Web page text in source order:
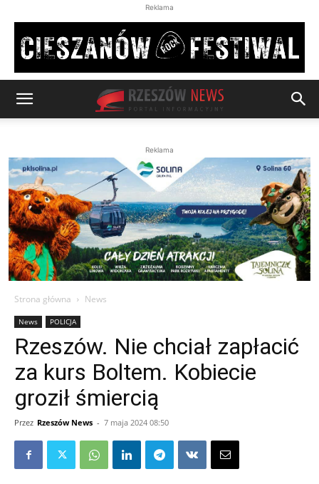
Reklama
Reklama
Strona główna News
News POLICJA
Rzeszów. Nie chciał zapłacić
za kurs Boltem. Kobiecie
groził śmiercią
Przez Rzeszów News - 7 maja 2024 08:50